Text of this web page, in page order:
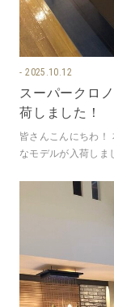
2025.10.12
スーパークロ
荷しました！
皆さんこんにちわ！
なモデルが入荷しま